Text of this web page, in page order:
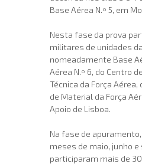
Base Aérea N.º 5, em
Nesta fase da prova
militares de unidades
nomeadamente Base
Aérea N.º 6, do Centro
Técnica da Força
de Material da Força
Apoio de Lisboa.
Na fase de
meses de maio, junho
participaram mais de